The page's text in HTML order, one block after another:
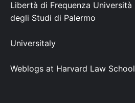
Libertà di Frequenza Università
degli Studi di Palermo
Universitaly
Weblogs at Harvard Law School